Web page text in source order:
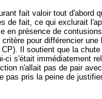
fait valoir tout d'abord
de fait, ce qui exclurait
en présence de
pour différencier une
). Il soutient que la
ci s'était immédiatement
n'allait pas de pair
pas pris la peine de